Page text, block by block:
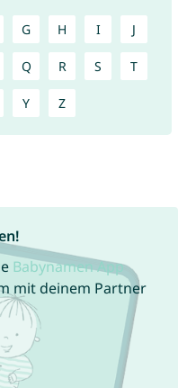
G H I J
Q R S T
Y Z
Babynamen App
mit deinem Partner